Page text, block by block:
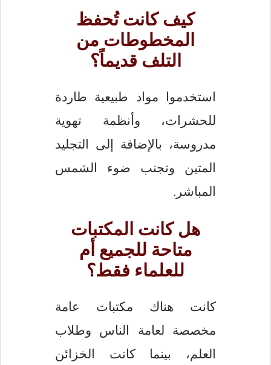
كيف كانت تُحفظ
المخطوطات من
التلف قديماً؟
استخدموا مواد طبيعية طاردة
للحشرات، وأنظمة تهوية
مدروسة، بالإضافة إلى التجليد
المتين وتجنب ضوء الشمس
المباشر.
هل كانت المكتبات
متاحة للجميع أم
للعلماء فقط؟
كانت هناك مكتبات عامة
مخصصة لعامة الناس وطلاب
العلم، بينما كانت الخزائن